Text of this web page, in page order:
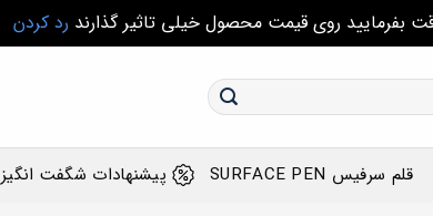
بفرمایید روی قیمت محصول خیلی تاثیر گذارند رد کردن
قلم سرفیس SURFACE PEN پیشنهادات شگفت انگیز